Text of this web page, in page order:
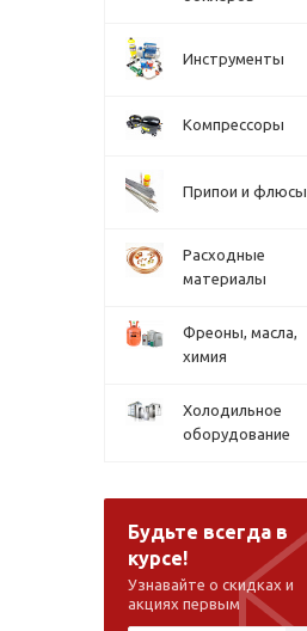
Инструменты
Компрессоры
Припои и флюсы
Расходные
материалы
Фреоны, масла,
химия
Холодильное
оборудование
Будьте всегда в
курсе!
Узнавайте о скидках и
акциях первым